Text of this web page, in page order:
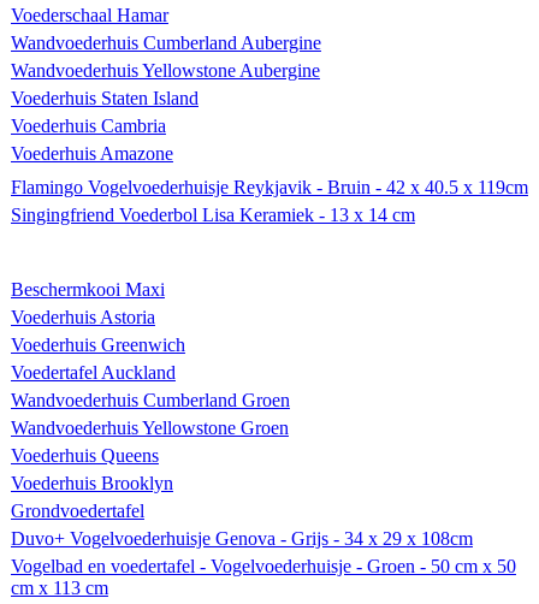
Voederschaal Hamar
Wandvoederhuis Cumberland Aubergine
Wandvoederhuis Yellowstone Aubergine
Voederhuis Staten Island
Voederhuis Cambria
Voederhuis Amazone
Flamingo Vogelvoederhuisje Reykjavik - Bruin - 42 x 40.5 x 119cm
Singingfriend Voederbol Lisa Keramiek - 13 x 14 cm
Beschermkooi Maxi
Voederhuis Astoria
Voederhuis Greenwich
Voedertafel Auckland
Wandvoederhuis Cumberland Groen
Wandvoederhuis Yellowstone Groen
Voederhuis Queens
Voederhuis Brooklyn
Grondvoedertafel
Duvo+ Vogelvoederhuisje Genova - Grijs - 34 x 29 x 108cm
Vogelbad en voedertafel - Vogelvoederhuisje - Groen - 50 cm x 50
cm x 113 cm